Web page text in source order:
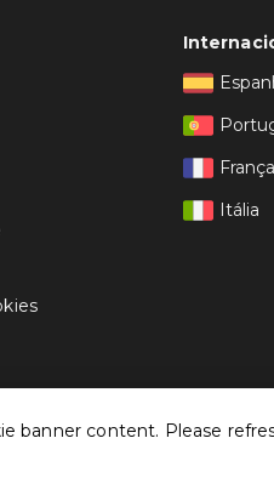
França
Itália
banner content. Please